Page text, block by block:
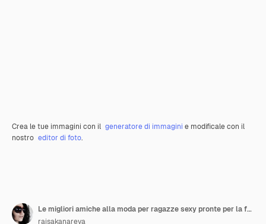
Crea le tue immagini con il generatore di immagini e modificale con il
nostro editor di foto.
Le migliori amiche alla moda per ragazze sexy pronte per la festa Abito nero e trucco luminoso
raisakanareva